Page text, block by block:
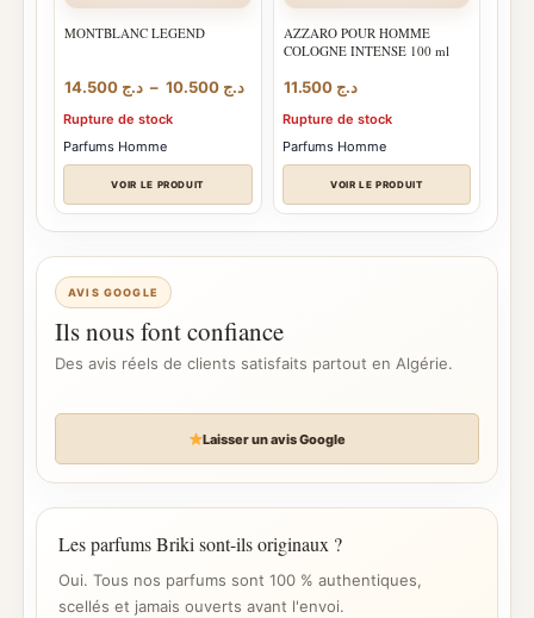
MONTBLANC LEGEND
د.ج – د.ج
Plage
د.ج 10.500
à
Rupture de stock
Parfums Homme
VOIR LE PRODUIT
AZZARO POUR HOMME
COLOGNE INTENSE 100 ml
د.ج 11.500
Rupture de stock
Parfums Homme
VOIR LE PRODUIT
AVIS GOOGLE
Ils nous font confiance
Des avis réels de clients satisfaits partout en Algérie.
Laisser un avis Google
Les parfums Briki sont-ils originaux ?
Oui. Tous nos parfums sont 100 % authentiques,
scellés et jamais ouverts avant l'envoi.